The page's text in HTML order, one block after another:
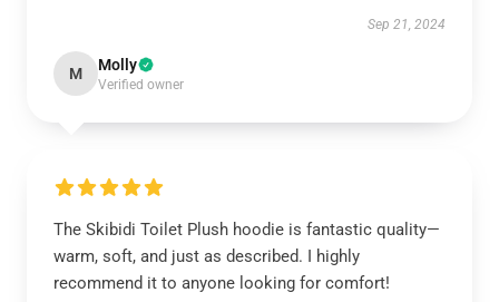
Sep 21, 2024
M Molly
Verified owner
The Skibidi Toilet Plush hoodie is fantastic quality—
warm, soft, and just as described. I highly
recommend it to anyone looking for comfort!